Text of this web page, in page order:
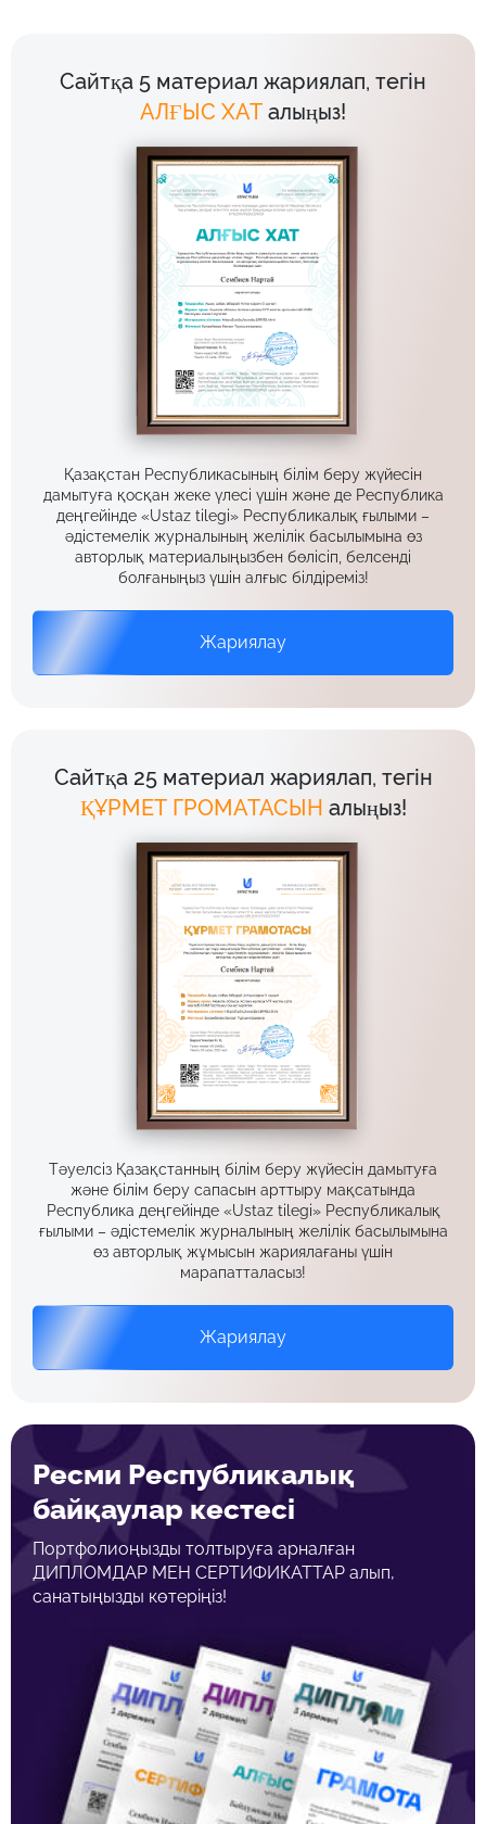
Сайтқа 5 материал жариялап, тегін
АЛҒЫС ХАТ алыңыз!
Қазақстан Республикасының білім беру жүйесін
дамытуға қосқан жеке үлесі үшін және де Республика
деңгейінде «Ustaz tilegi» Республикалық ғылыми –
әдістемелік журналының желілік басылымына өз
авторлық материалыңызбен бөлісіп, белсенді
болғаныңыз үшін алғыс білдіреміз!
Жариялау
Сайтқа 25 материал жариялап, тегін
ҚҰРМЕТ ГРОМАТАСЫН алыңыз!
Тәуелсіз Қазақстанның білім беру жүйесін дамытуға
және білім беру сапасын арттыру мақсатында
Республика деңгейінде «Ustaz tilegi» Республикалық
ғылыми – әдістемелік журналының желілік басылымына
өз авторлық жұмысын жариялағаны үшін
марапатталасыз!
Жариялау
Ресми Республикалық
байқаулар кестесі
Портфолиоңызды толтыруға арналған
ДИПЛОМДАР МЕН СЕРТИФИКАТТАР алып,
санатыңызды көтеріңіз!